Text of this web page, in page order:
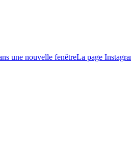
une nouvelle fenêtreLa page